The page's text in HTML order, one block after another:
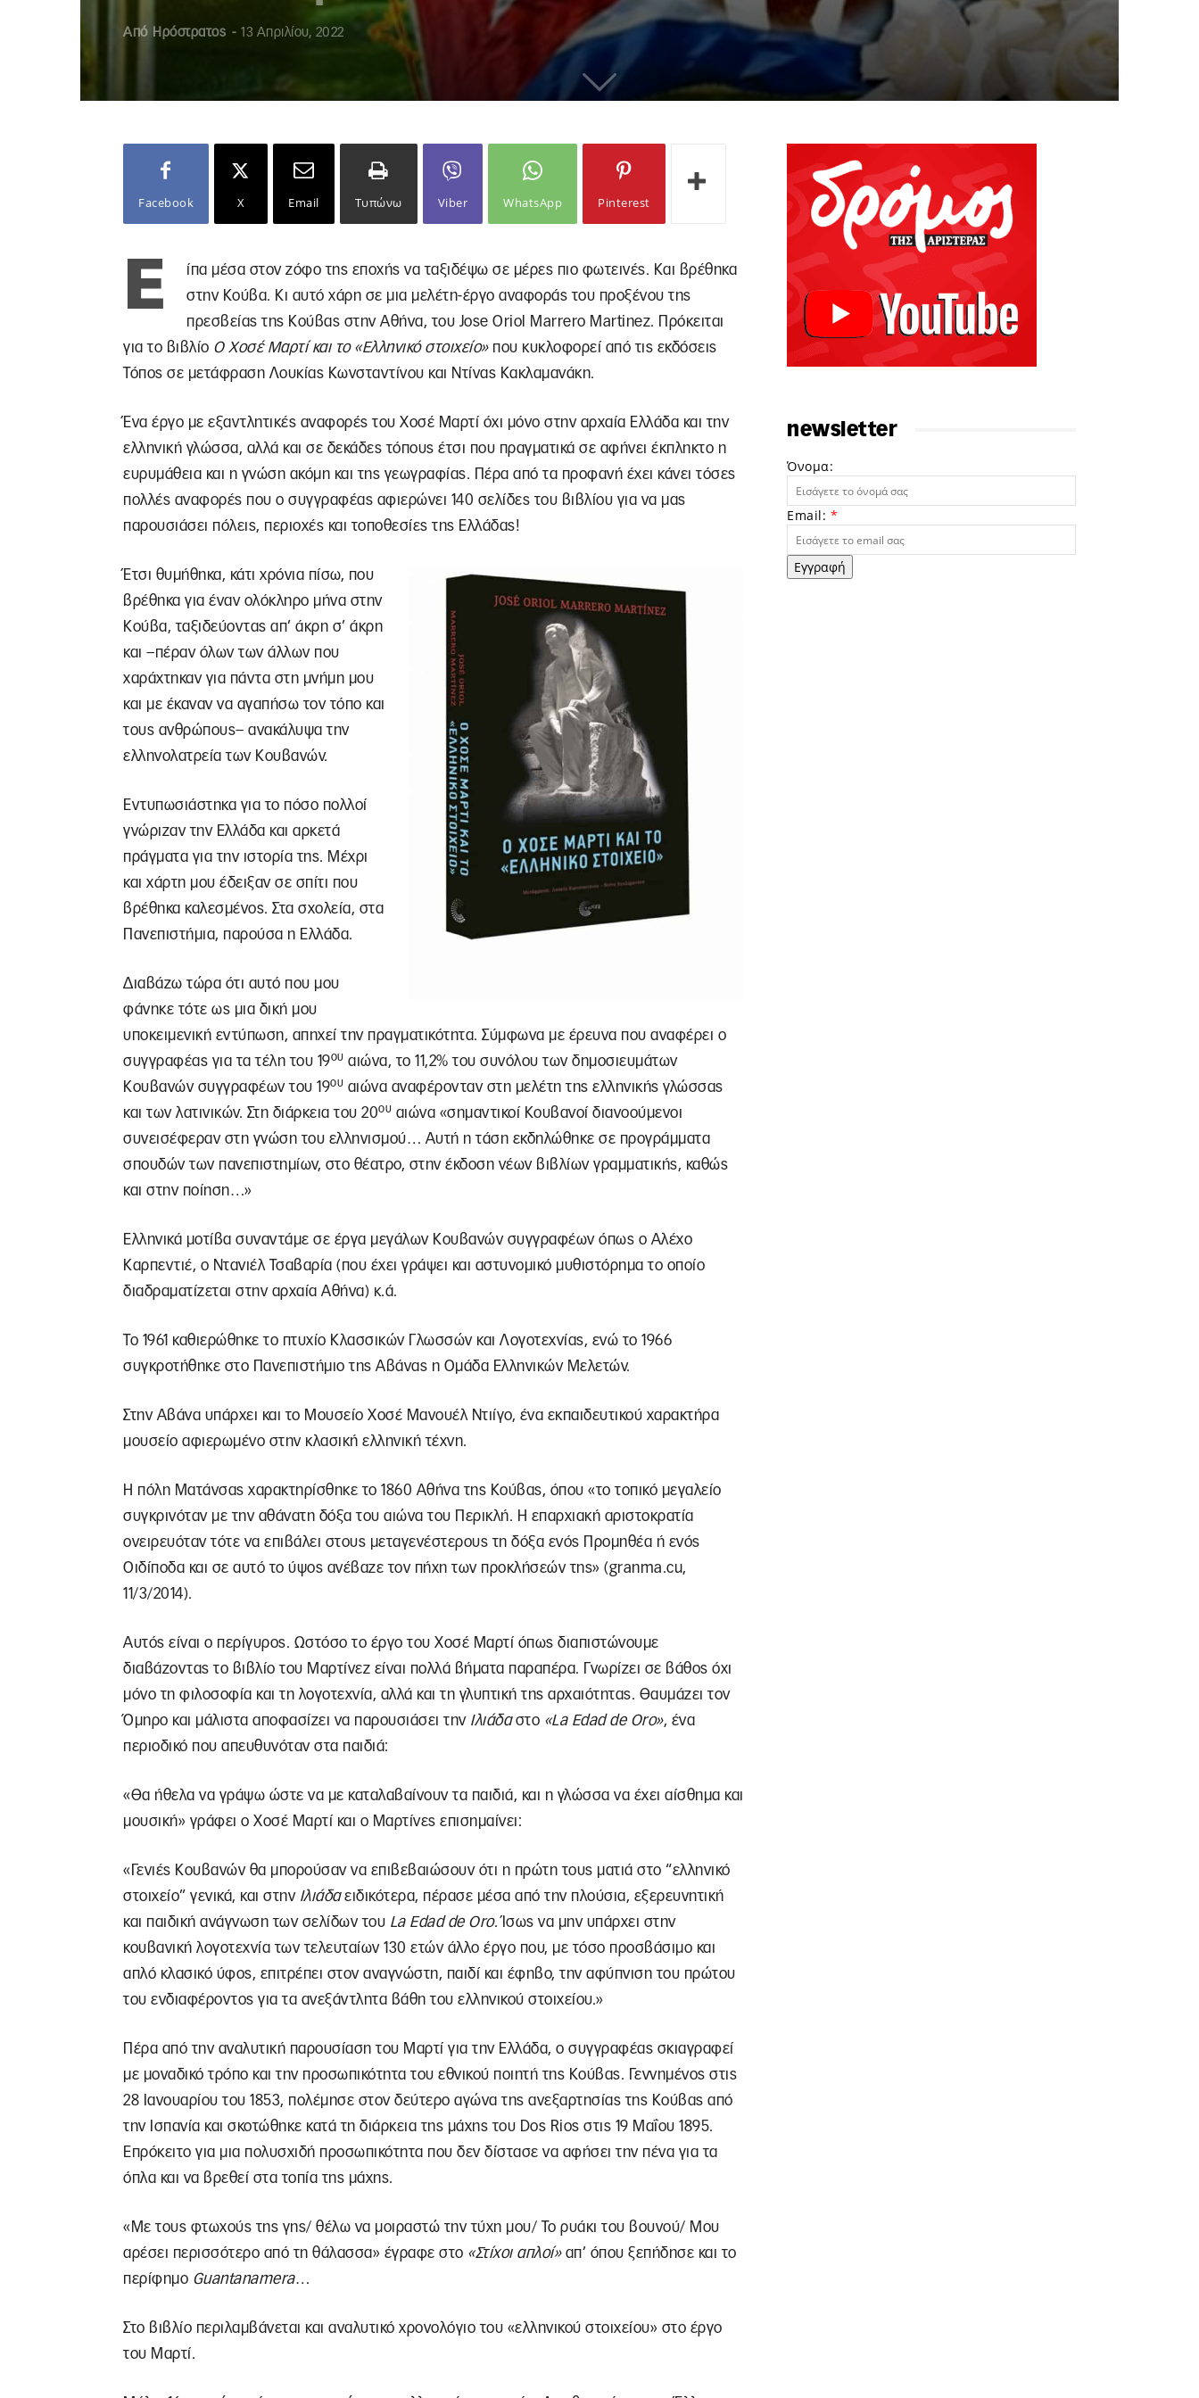
Από Ηρόστρατος - 13 Απριλίου, 2022
Facebook X Email Τυπώνω Viber WhatsApp Pinterest
Ε
ίπα μέσα στον ζόφο της εποχής να ταξιδέψω σε μέρες πιο φωτεινές. Και βρέθηκα
στην Κούβα. Κι αυτό χάρη σε μια μελέτη-έργο αναφοράς του προξένου της
πρεσβείας της Κούβας στην Αθήνα, του Jose Oriol Marrero Martinez. Πρόκειται
για το βιβλίο Ο Χοσέ Μαρτί και το «Ελληνικό στοιχείο»που κυκλοφορεί από τις εκδόσεις
Τόπος σε μετάφραση Λουκίας Κωνσταντίνου και Ντίνας Κακλαμανάκη.
Ένα έργο με εξαντλητικές αναφορές του Χοσέ Μαρτί όχι μόνο στην αρχαία Ελλάδα και την
ελληνική γλώσσα, αλλά και σε δεκάδες τόπους έτσι που πραγματικά σε αφήνει έκπληκτο η
ευρυμάθεια και η γνώση ακόμη και της γεωγραφίας. Πέρα από τα προφανή έχει κάνει τόσες
πολλές αναφορές που ο συγγραφέας αφιερώνει 140 σελίδες του βιβλίου για να μας
παρουσιάσει πόλεις, περιοχές και τοποθεσίες της Ελλάδας!
Έτσι θυμήθηκα, κάτι χρόνια πίσω, που
βρέθηκα για έναν ολόκληρο μήνα στην
Κούβα, ταξιδεύοντας απ’ άκρη σ’ άκρη
και –πέραν όλων των άλλων που
χαράχτηκαν για πάντα στη μνήμη μου
και με έκαναν να αγαπήσω τον τόπο και
τους ανθρώπους– ανακάλυψα την
ελληνολατρεία των Κουβανών.
Εντυπωσιάστηκα για το πόσο πολλοί
γνώριζαν την Ελλάδα και αρκετά
πράγματα για την ιστορία της. Μέχρι
και χάρτη μου έδειξαν σε σπίτι που
βρέθηκα καλεσμένος. Στα σχολεία, στα
Πανεπιστήμια, παρούσα η Ελλάδα.
Διαβάζω τώρα ότι αυτό που μου
φάνηκε τότε ως μια δική μου
υποκειμενική εντύπωση, απηχεί την πραγματικότητα. Σύμφωνα με έρευνα που αναφέρει ο
συγγραφέας για τα τέλη του 19ου αιώνα, το 11,2% του συνόλου των δημοσιευμάτων
Κουβανών συγγραφέων του 19ου αιώνα αναφέρονταν στη μελέτη της ελληνικής γλώσσας
και των λατινικών. Στη διάρκεια του 20ου αιώνα «σημαντικοί Κουβανοί διανοούμενοι
συνεισέφεραν στη γνώση του ελληνισμού… Αυτή η τάση εκδηλώθηκε σε προγράμματα
σπουδών των πανεπιστημίων, στο θέατρο, στην έκδοση νέων βιβλίων γραμματικής, καθώς
και στην ποίηση…»
Ελληνικά μοτίβα συναντάμε σε έργα μεγάλων Κουβανών συγγραφέων όπως ο Αλέχο
Καρπεντιέ, ο Ντανιέλ Τσαβαρία (που έχει γράψει και αστυνομικό μυθιστόρημα το οποίο
διαδραματίζεται στην αρχαία Αθήνα) κ.ά.
Το 1961 καθιερώθηκε το πτυχίο Κλασσικών Γλωσσών και Λογοτεχνίας, ενώ το 1966
συγκροτήθηκε στο Πανεπιστήμιο της Αβάνας η Ομάδα Ελληνικών Μελετών.
Στην Αβάνα υπάρχει και το Μουσείο Χοσέ Μανουέλ Ντιίγο, ένα εκπαιδευτικού χαρακτήρα
μουσείο αφιερωμένο στην κλασική ελληνική τέχνη.
Η πόλη Ματάνσας χαρακτηρίσθηκε το 1860 Αθήνα της Κούβας, όπου «το τοπικό μεγαλείο
συγκρινόταν με την αθάνατη δόξα του αιώνα του Περικλή. Η επαρχιακή αριστοκρατία
ονειρευόταν τότε να επιβάλει στους μεταγενέστερους τη δόξα ενός Προμηθέα ή ενός
Οιδίποδα και σε αυτό το ύψος ανέβαζε τον πήχη των προκλήσεών της» (granma.cu,
11/3/2014).
Αυτός είναι ο περίγυρος. Ωστόσο το έργο του Χοσέ Μαρτί όπως διαπιστώνουμε
διαβάζοντας το βιβλίο του Μαρτίνεζ είναι πολλά βήματα παραπέρα. Γνωρίζει σε βάθος όχι
μόνο τη φιλοσοφία και τη λογοτεχνία, αλλά και τη γλυπτική της αρχαιότητας. Θαυμάζει τον
Όμηρο και μάλιστα αποφασίζει να παρουσιάσει την Ιλιάδαστο «La Edad de Oro», ένα
περιοδικό που απευθυνόταν στα παιδιά:
«Θα ήθελα να γράψω ώστε να με καταλαβαίνουν τα παιδιά, και η γλώσσα να έχει αίσθημα και
μουσική» γράφει ο Χοσέ Μαρτί και ο Μαρτίνες επισημαίνει:
«Γενιές Κουβανών θα μπορούσαν να επιβεβαιώσουν ότι η πρώτη τους ματιά στο “ελληνικό
στοιχείο” γενικά, και στην Ιλιάδαειδικότερα, πέρασε μέσα από την πλούσια, εξερευνητική
και παιδική ανάγνωση των σελίδων του La Edad de Oro. Ίσως να μην υπάρχει στην
κουβανική λογοτεχνία των τελευταίων 130 ετών άλλο έργο που, με τόσο προσβάσιμο και
απλό κλασικό ύφος, επιτρέπει στον αναγνώστη, παιδί και έφηβο, την αφύπνιση του πρώτου
του ενδιαφέροντος για τα ανεξάντλητα βάθη του ελληνικού στοιχείου.»
Πέρα από την αναλυτική παρουσίαση του Μαρτί για την Ελλάδα, ο συγγραφέας σκιαγραφεί
με μοναδικό τρόπο και την προσωπικότητα του εθνικού ποιητή της Κούβας. Γεννημένος στις
28 Ιανουαρίου του 1853, πολέμησε στον δεύτερο αγώνα της ανεξαρτησίας της Κούβας από
την Ισπανία και σκοτώθηκε κατά τη διάρκεια της μάχης του Dos Rios στις 19 Μαΐου 1895.
Επρόκειτο για μια πολυσχιδή προσωπικότητα που δεν δίστασε να αφήσει την πένα για τα
όπλα και να βρεθεί στα τοπία της μάχης.
«Με τους φτωχούς της γης/ θέλω να μοιραστώ την τύχη μου/ Το ρυάκι του βουνού/ Μου
αρέσει περισσότερο από τη θάλασσα» έγραφε στο «Στίχοι απλοί»απ’ όπου ξεπήδησε και το
περίφημο Guantanamera…
Στο βιβλίο περιλαμβάνεται και αναλυτικό χρονολόγιο του «ελληνικού στοιχείου» στο έργο
του Μαρτί.
newsletter
Όνομα:
Email: *
Εγγραφή